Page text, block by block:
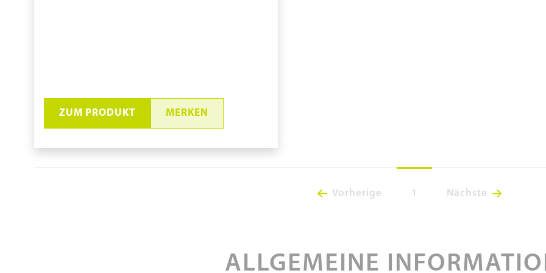
ZUM PRODUKT MERKEN
Material Polyvinylalkohol (PVA)
Vorherige 1 Nächste
ALLGEMEINE